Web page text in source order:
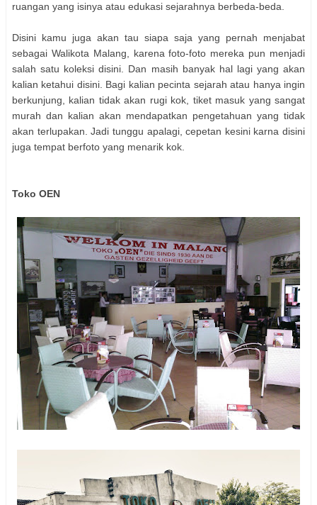
ruangan yang isinya atau edukasi sejarahnya berbeda-beda.
Disini kamu juga akan tau siapa saja yang pernah menjabat
sebagai Walikota Malang, karena foto-foto mereka pun menjadi
salah satu koleksi disini. Dan masih banyak hal lagi yang akan
kalian ketahui disini. Bagi kalian pecinta sejarah atau hanya ingin
berkunjung, kalian tidak akan rugi kok, tiket masuk yang sangat
murah dan kalian akan mendapatkan pengetahuan yang tidak
akan terlupakan. Jadi tunggu apalagi, cepetan kesini karna disini
juga tempat berfoto yang menarik kok.
Toko OEN